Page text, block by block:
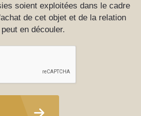
soient exploitées dans le cadre
de cet objet et de la relation
en découler.